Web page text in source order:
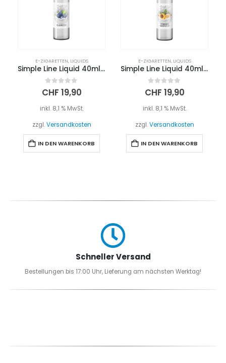
E-ZIGARETTEN, LIQUIDS
Simple Line Liquid 40ml – BLAUBEERE
0 out of 5
CHF 19,90
inkl. 8,1 % MwSt.
zzgl.Versandkosten
IN DEN WARENKORB
E-ZIGARETTEN, LIQUIDS
Simple Line Liquid 40ml – PFIRSICH MARACUJA
0 out of 5
CHF 19,90
inkl. 8,1 % MwSt.
zzgl.Versandkosten
IN DEN WARENKORB
Schneller Versand
Bestellungen bis 17:00 Uhr, Lieferung am nächsten Werktag!